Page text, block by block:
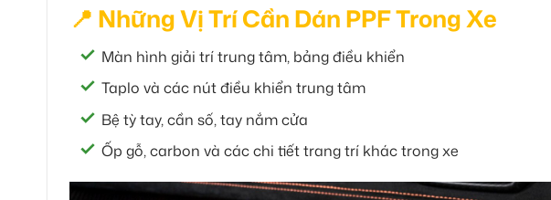
📍 Những Vị Trí Cần Dán PPF Trong Xe
Màn hình giải trí trung tâm, bảng điều khiển
Taplo và các nút điều khiển trung tâm
Bệ tỳ tay, cần số, tay nắm cửa
Ốp gỗ, carbon và các chi tiết trang trí khác trong xe